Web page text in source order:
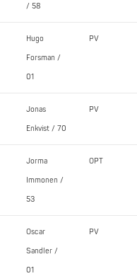
/ 58
Hugo
Forsman /
01
PV
Jonas
Enkvist / 70
PV
Jorma
Immonen /
53
OPT
Oscar
Sandler /
01
PV